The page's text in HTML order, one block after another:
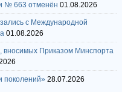
№ 663 отменён 01.08.2026
с Международной
01.08.2026
Приказом Минспорта
поколений» 28.07.2026